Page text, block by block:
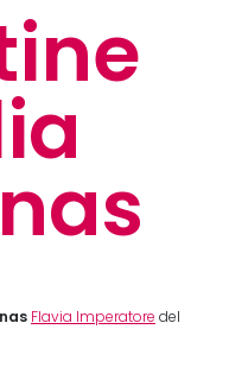
Flavia Imperatore del